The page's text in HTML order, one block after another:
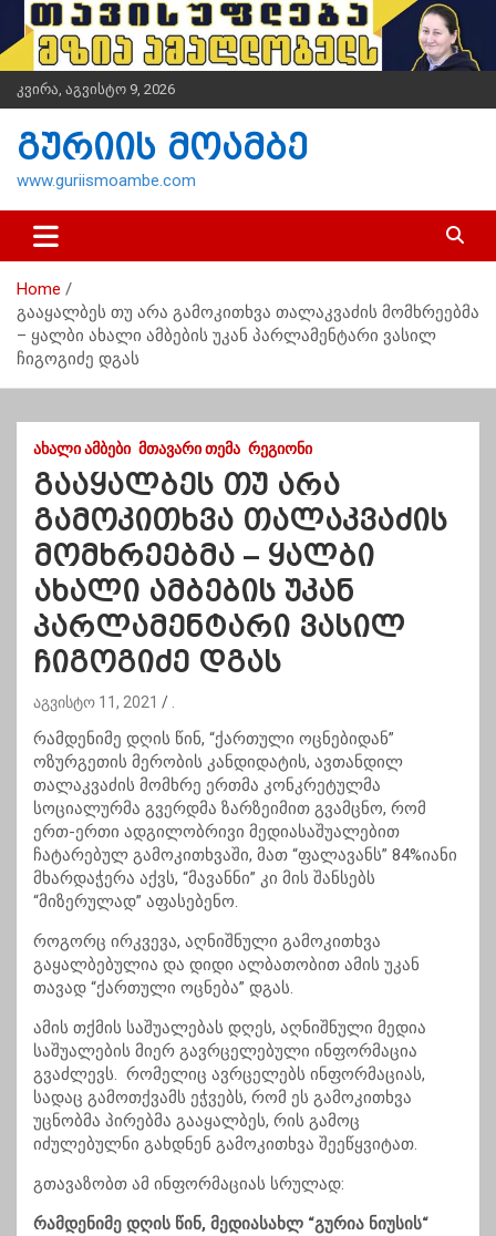
i
t
n
კვირა, აგვისტო 9, 2026
გურიის მოამბე
www.guriismoambe.com
Home
გააყალბეს თუ არა გამოკითხვა თალაკვაძის მომხრეებმა
– ყალბი ახალი ამბების უკან პარლამენტარი ვასილ
ჩიგოგიძე დგას
ᲐᲮᲐᲚᲘ ᲐᲛᲑᲔᲑᲘ ᲛᲗᲐᲕᲐᲠᲘ ᲗᲔᲛᲐ ᲠᲔᲒᲘᲝᲜᲘ
გააყალბეს თუ არა
გამოკითხვა თალაკვაძის
მომხრეებმა – ყალბი
ახალი ამბების უკან
პარლამენტარი ვასილ
ჩიგოგიძე დგას
აგვისტო 11, 2021
რამდენიმე დღის წინ, “ქართული ოცნებიდან”
ოზურგეთის მერობის კანდიდატის, ავთანდილ
თალაკვაძის მომხრე ერთმა კონკრეტულმა
სოციალურმა გვერდმა ზარზეიმით გვამცნო, რომ
ერთ-ერთი ადგილობრივი მედიასაშუალებით
ჩატარებულ გამოკითხვაში, მათ “ფალავანს” 84%იანი
მხარდაჭერა აქვს, “მავანნი” კი მის შანსებს
“მიზერულად” აფასებენო.
როგორც ირკვევა, აღნიშნული გამოკითხვა
გაყალბებულია და დიდი ალბათობით ამის უკან
თავად “ქართული ოცნება” დგას.
ამის თქმის საშუალებას დღეს, აღნიშნული მედია
საშუალების მიერ გავრცელებული ინფორმაცია
გვაძლევს. რომელიც ავრცელებს ინფორმაციას,
სადაც გამოთქვამს ეჭვებს, რომ ეს გამოკითხვა
უცნობმა პირებმა გააყალბეს, რის გამოც
იძულებულნი გახდნენ გამოკითხვა შეეწყვიტათ.
გთავაზობთ ამ ინფორმაციას სრულად:
რამდენიმე დღის წინ, მედიასახლ “გურია ნიუსის“